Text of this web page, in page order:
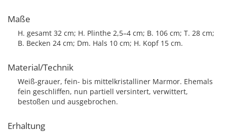
Maße
H. gesamt 32 cm; H. Plinthe 2,5–4 cm; B. 106 cm; T. 28 cm;
B. Becken 24 cm; Dm. Hals 10 cm; H. Kopf 15 cm.
Material/Technik
Weiß-grauer, fein- bis mittelkristalliner Marmor. Ehemals
fein geschliffen, nun partiell versintert, verwittert,
bestoßen und ausgebrochen.
Erhaltung